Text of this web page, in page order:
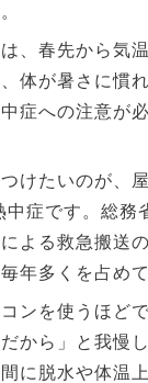
、春先から気
体が暑さに慣
症への注意が
けたいのが、
中症です。総務
よる救急搬送
年多くを占めて
ンを使うほど
から」と我慢
に脱水や体温